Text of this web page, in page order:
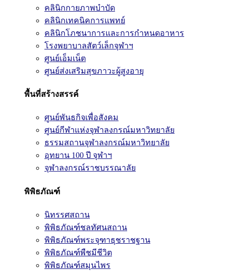
คลินิกกายภาพบำบัด
คลินิกเทคนิคการแพทย์
คลินิกโภชนาการและการกำหนดอาหาร
โรงพยาบาลสัตว์เล็กจุฬาฯ
ศูนย์เอ็มเน็ต
ศูนย์ส่งเสริมสุขภาวะผู้สูงอายุ
พื้นที่สร้างสรรค์
ศูนย์พันธกิจเพื่อสังคม
ศูนย์กีฬาแห่งจุฬาลงกรณ์มหาวิทยาลัย
ธรรมสถานจุฬาลงกรณ์มหาวิทยาลัย
อุทยาน 100 ปี จุฬาฯ
จุฬาลงกรณ์ราชบรรณาลัย
พิพิธภัณฑ์
นิทรรศสถาน
พิพิธภัณฑ์ชลทัศนสถาน
พิพิธภัณฑ์พระจุฑาธุชราชฐาน
พิพิธภัณฑ์พืชมีชีวิต
พิพิธภัณฑ์สมุนไพร